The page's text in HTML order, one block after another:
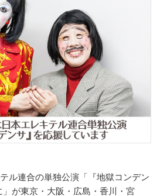
本社所在地
岩下のらっきょうにつ
く描くコンテ
岩下の新生姜Sing＆
～ニュージンジャーイ
ル連合の単独公演「『地獄コンデン
が東京・大阪・広島・香川・宮